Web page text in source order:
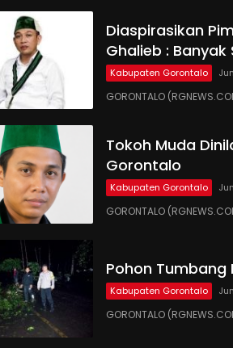
Diaspirasikan
Ghalieb : Banyak
Kabupaten Gorontalo
GORONTALO
Tokoh Muda
Gorontalo
Kabupaten Gorontalo
GORONTALO
Pohon Tumbang
Kabupaten Gorontalo
GORONTALO